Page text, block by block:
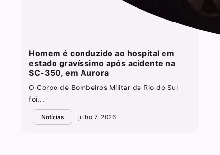
Homem é conduzido ao hospital em
estado gravíssimo após acidente na
SC-350, em Aurora
O Corpo de Bombeiros Militar de Rio do Sul
foi...
Notícias julho 7, 2026